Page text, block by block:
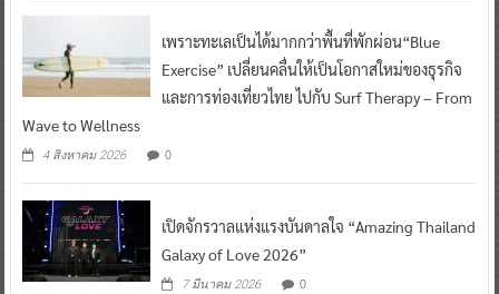
เพราะทะเลเป็นได้มากกว่าพื้นที่พักผ่อน“Blue
Exercise” เปลี่ยนคลื่นให้เป็นโอกาสใหม่ของธุรกิจ
และการท่องเที่ยวไทย ไปกับ Surf Therapy – From
Wave to Wellness
4 สิงหาคม 2026 0
เปิดจักรวาลแห่งแรงบันดาลใจ “Amazing Thailand
Galaxy of Love 2026”
7 มีนาคม 2026 0